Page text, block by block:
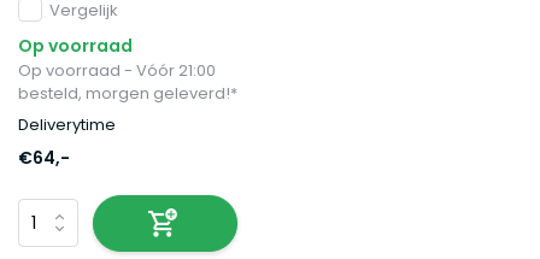
Vergelijk
Op voorraad
Op voorraad - Vóór 21:00
besteld, morgen geleverd!*
Deliverytime
€64,-